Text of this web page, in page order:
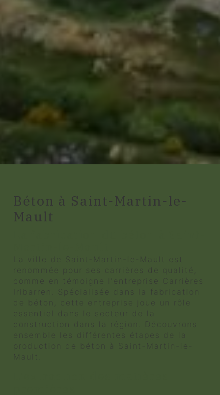
Béton à Saint-Martin-le-
Mault
La ville de Saint-Martin-le-Mault est
renommée pour ses carrières de qualité,
comme en témoigne l'entreprise Carrières
Iribarren. Spécialisée dans la fabrication
de béton, cette entreprise joue un rôle
essentiel dans le secteur de la
construction dans la région. Découvrons
ensemble les différentes étapes de la
production de béton à Saint-Martin-le-
Mault.